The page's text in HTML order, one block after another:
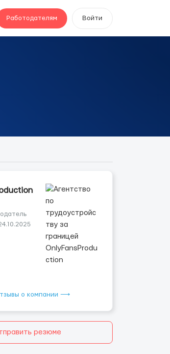
Работодателям Войти
о компании ⟶
резюме